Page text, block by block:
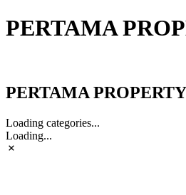
PERTAMA
PERTAMA PROPERTY
Loading categories...
Loading...